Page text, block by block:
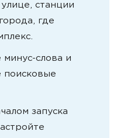
станции
где
слова и
поисковые
запуска